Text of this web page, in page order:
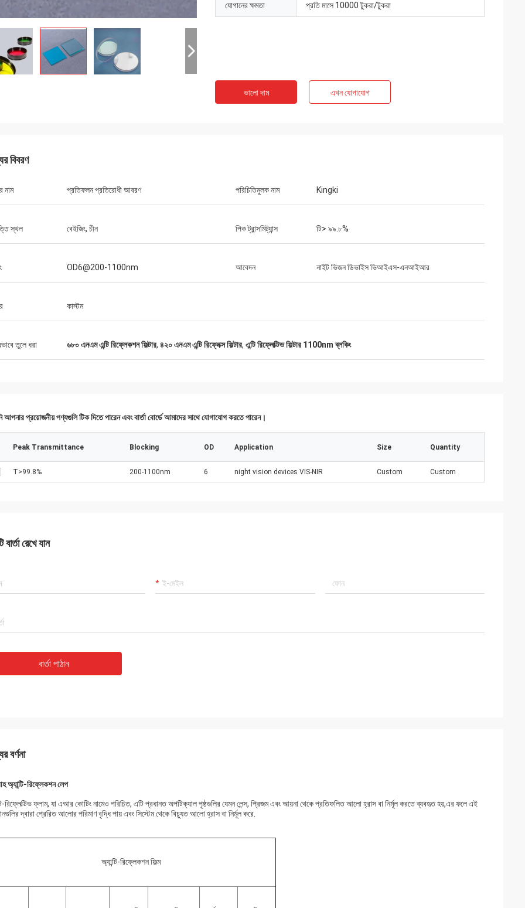
যোগানের ক্ষমতা প্রতি মাসে 10000 টুকরা/টুকরা
ভালো দাম এখন যোগাযোগ
বিবরণ
নাম প্রতিফলন প্রতিরোধী আবরণ পরিচিতিমুলক নাম Kingki
স্থল বেইজিং, চীন পিক ট্রান্সমিট্যান্স টি> ৯৯.৮%
OD6@200-1100nm আবেদন নাইট ভিজন ডিভাইস ভিআইএস-এনআইআর
কাস্টম
তুলে ধরা ৬৮০ এনএম এন্টি রিফ্লেকশন ফিল্টার, ৪২০ এনএম এন্টি রিফ্লেক্স ফিল্টার, এন্টি রিফ্লেক্টিভ ফিল্টার 1100nm ব্লকিং
প্রয়োজনীয় পণ্যগুলি টিক দিতে পারেন এবং বার্তা বোর্ডে আমাদের সাথে যোগাযোগ করতে পারেন।
Peak Transmittance Blocking OD Application Size Quantity
T>99.8% 200-1100nm 6 night vision devices VIS-NIR Custom Custom
বার্তা রেখে যান
বার্তা পাঠান
বর্ণনা
অ্যান্টি-রিফ্লেকশন লেপ
রিফ্লেক্টিভ ফ্লাম, যা এআর কোটিং নামেও পরিচিত, এটি প্রধানত অপটিক্যাল পৃষ্ঠগুলির যেমন লেন্স, প্রিজম এবং আয়না থেকে প্রতিফলিত আলো হ্রাস বা নির্মূল করতে ব্যবহৃত হয়,এর ফলে এই
দ্বারা প্রেরিত আলোর পরিমাণ বৃদ্ধি পায় এবং সিস্টেম থেকে বিচ্যুত আলো হ্রাস বা নির্মূল করে.
অ্যান্টি-রিফ্লেকশন ফিল্ম